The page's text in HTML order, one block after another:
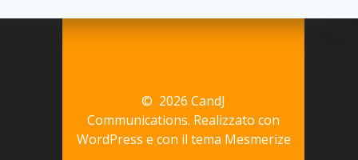
© 2026 CandJ
Communications. Realizzato con
WordPress e con il tema Mesmerize